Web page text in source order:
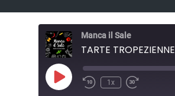
Manca il Sale
Play
Episode
1x